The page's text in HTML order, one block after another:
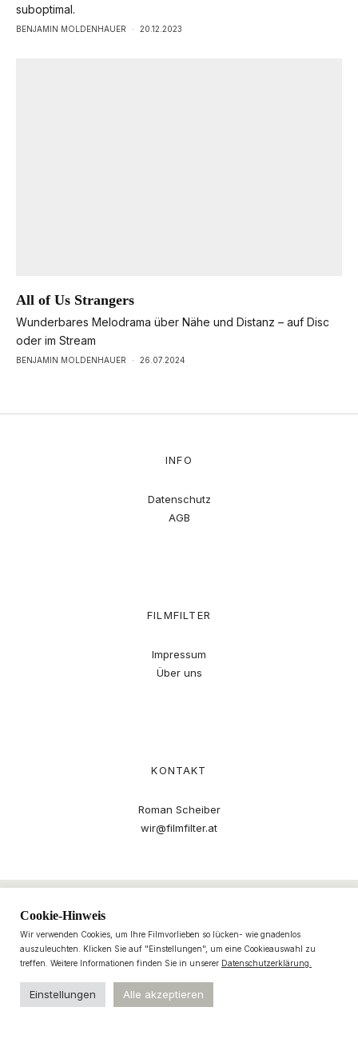
suboptimal.
BENJAMIN MOLDENHAUER · 20.12.2023
All of Us Strangers
Wunderbares Melodrama über Nähe und Distanz – auf Disc
oder im Stream
BENJAMIN MOLDENHAUER · 26.07.2024
INFO
Datenschutz
AGB
FILMFILTER
Impressum
Über uns
KONTAKT
Roman Scheiber
wir@filmfilter.at
Cookie-Hinweis
Wir verwenden Cookies, um Ihre Filmvorlieben so lücken- wie gnadenlos
auszuleuchten. Klicken Sie auf "Einstellungen", um eine Cookieauswahl zu
treffen. Weitere Informationen finden Sie in unserer Datenschutzerklärung.
Einstellungen Alle akzeptieren